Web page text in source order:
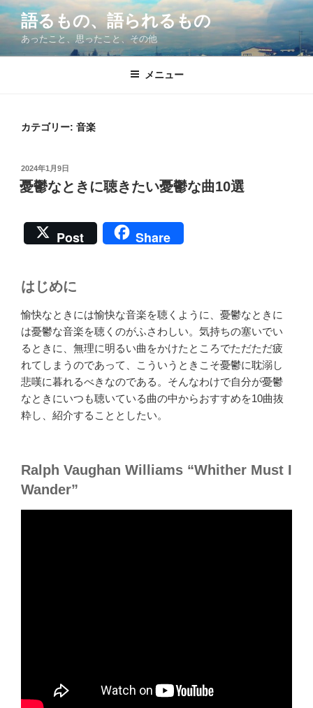
コ
ン
語るもの、語られるもの
あったこと、思ったこと、その他
メニュー
カテゴリー: 音楽
投
稿
日:
2024年1月9日
憂鬱なときに聴きたい憂鬱な曲10選
Post Share
はじめに
愉快なときには愉快な音楽を聴くように、憂鬱なときに
は憂鬱な音楽を聴くのがふさわしい。気持ちの塞いでい
るときに、無理に明るい曲をかけたところでただただ疲
れてしまうのであって、こういうときこそ憂鬱に耽溺し
悲嘆に暮れるべきなのである。そんなわけで自分が憂鬱
なときにいつも聴いている曲の中からおすすめを10曲抜
粋し、紹介することとしたい。
Ralph Vaughan Williams “Whither Must I
Wander”